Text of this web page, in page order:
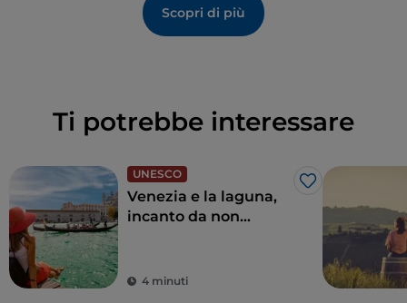
Scopri di più
Ti potrebbe interessare
UNESCO
Like
Venezia e la laguna,
incanto da non
4 minuti